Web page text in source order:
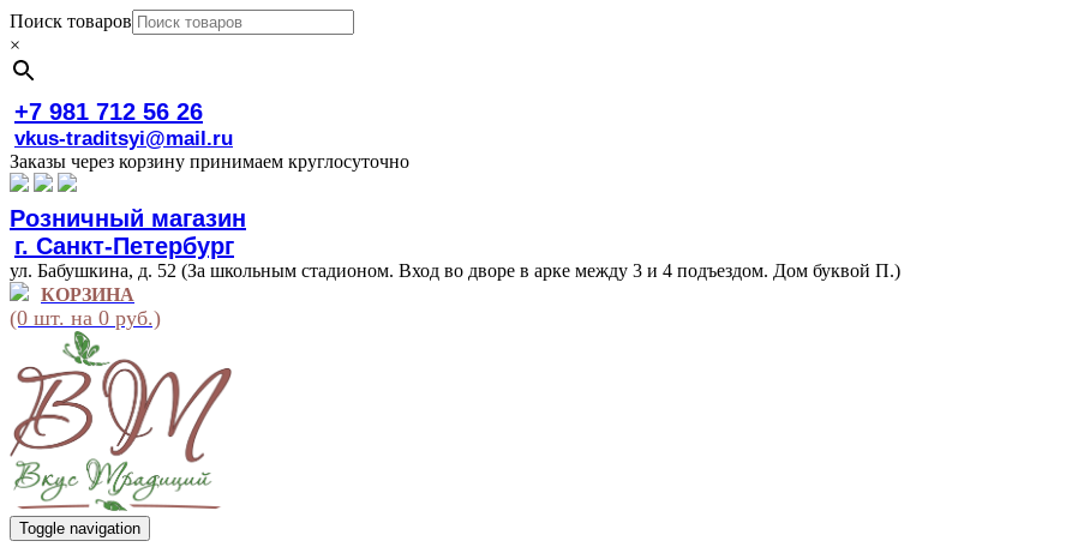
Поиск товаров
×
+7 981 712 56 26
vkus-traditsyi@mail.ru
Заказы через корзину принимаем круглосуточно
Розничный магазин
г. Санкт-Петербург
ул. Бабушкина, д. 52 (За школьным стадионом. Вход во дворе в арке между 3 и 4 подъездом. Дом буквой П.)
КОРЗИНА
(0 шт. на 0 руб.)
Toggle navigation